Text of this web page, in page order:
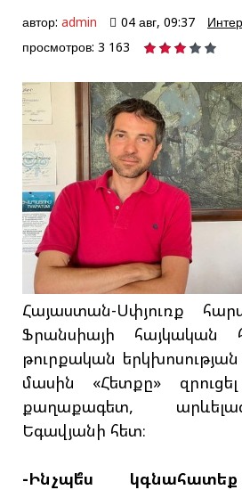
автор: admin 04 авг, 09:37
просмотров: 3 163
Հայաստան-Սփյուռք
Ֆրանսիայի հայկական
թուրքական
մասին «Հետքը»
քաղաքագետ,
Եգավյանի հետ։
-Ինչպե՞ս